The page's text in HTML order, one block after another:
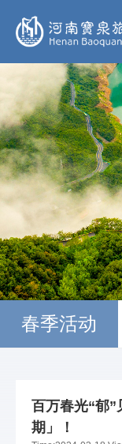
春季活动
百万春光“郁
期」！